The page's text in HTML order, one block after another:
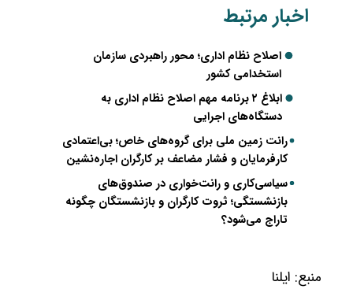
اخبار مرتبط
اصلاح نظام اداری؛ محور راهبردی سازمان
استخدامی کشور
ابلاغ ۲ برنامه مهم اصلاح نظام اداری به
دستگاه‌های اجرایی
رانت زمین ملی برای گروه‌های خاص؛ بی‌اعتمادی
کارفرمایان و فشار مضاعف بر کارگران اجاره‌نشین
سیاسی‌کاری و رانت‌خواری در صندوق‌های
بازنشستگی؛ ثروت کارگران و بازنشستگان چگونه
تاراج می‌شود؟
منبع: ایلنا